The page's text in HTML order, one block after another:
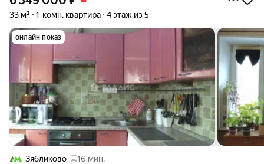
33 м² 1-комн. квартира 4 этаж из 5
онлайн показ
Зябликово
16 мин.